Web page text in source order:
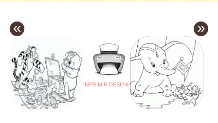
«
IMPRIMIR DESENHO
»